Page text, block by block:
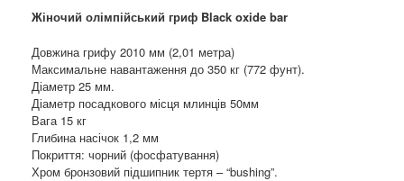
Жіночий олімпійський гриф Black oxide bar
Довжина грифу 2010 мм (2,01 метра)
Максимальне навантаження до 350 кг (772 фунт).
Діаметр 25 мм.
Діаметр посадкового місця млинців 50мм
Вага 15 кг
Глибина насічок 1,2 мм
Покриття: чорний (фосфатування)
Хром бронзовий підшипник тертя – “bushing”.